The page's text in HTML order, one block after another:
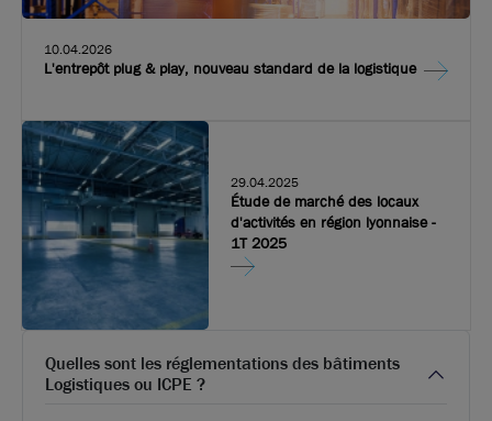
10.04.2026
L'entrepôt plug & play, nouveau standard de la logistique
29.04.2025
Étude de marché des locaux
d'activités en région lyonnaise -
1T 2025
Quelles sont les réglementations des bâtiments
Logistiques ou ICPE ?